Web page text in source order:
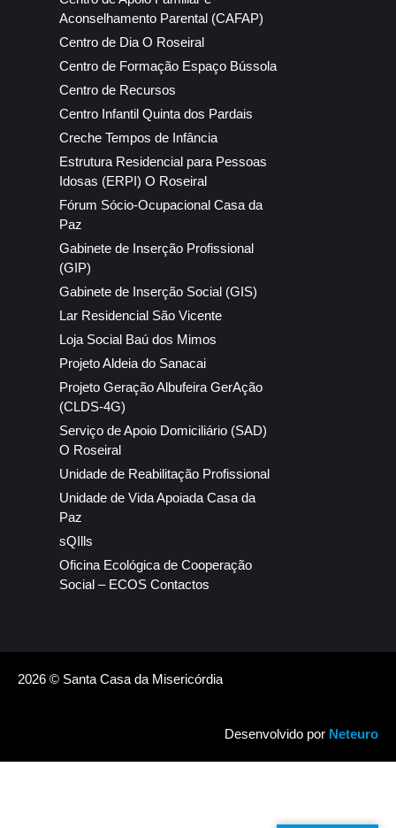
Aconselhamento Parental (CAFAP)
Centro de Dia O Roseiral
Centro de Formação Espaço Bússola
Centro de Recursos
Centro Infantil Quinta dos Pardais
Creche Tempos de Infância
Estrutura Residencial para Pessoas
Idosas (ERPI) O Roseiral
Fórum Sócio-Ocupacional Casa da
Paz
Gabinete de Inserção Profissional
(GIP)
Gabinete de Inserção Social (GIS)
Lar Residencial São Vicente
Loja Social Baú dos Mimos
Projeto Aldeia do Sanacai
Projeto Geração Albufeira GerAção
(CLDS-4G)
Serviço de Apoio Domiciliário (SAD)
O Roseiral
Unidade de Reabilitação Profissional
Unidade de Vida Apoiada Casa da
Paz
sQIlls
Oficina Ecológica de Cooperação
Social – ECOS Contactos
2026 © Santa Casa da Misericórdia
Desenvolvido por Neteuro